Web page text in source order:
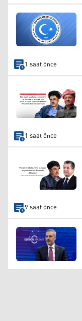
1 saat önce
1 saat önce
9 saat önce